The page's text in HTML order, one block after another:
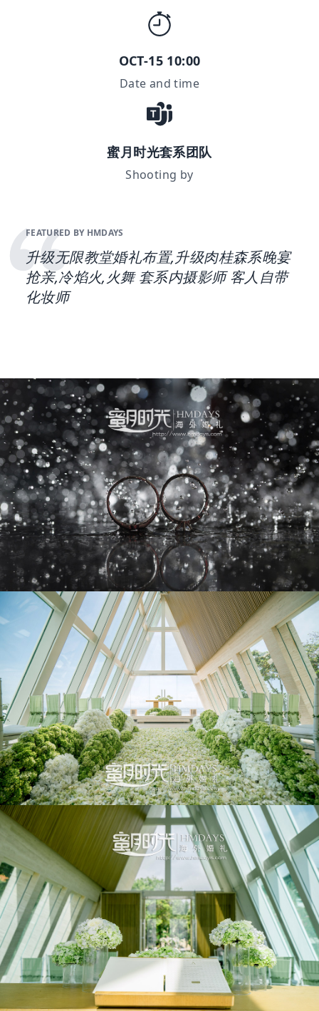
OCT-15 10:00
Date and time
蜜月时光套系团队
Shooting by
FEATURED BY HMDAYS
升级无限教堂婚礼布置,升级肉桂森系晚宴
抢亲,冷焰火,火舞 套系内摄影师 客人自带
化妆师